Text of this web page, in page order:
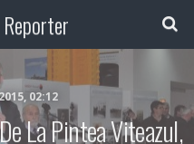
02:12
La Pintea Viteazul,